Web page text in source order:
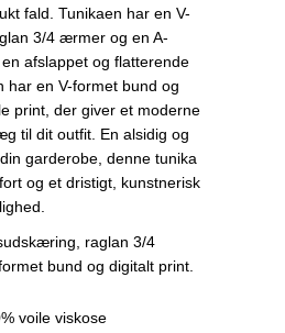
fald. Tunikaen har en V-
3/4 ærmer og en A-
afslappet og flatterende
har en V-formet bund og
print, der giver et moderne
til dit outfit. En alsidig og
garderobe, denne tunika
og et dristigt, kunstnerisk
raglan 3/4
bund og digitalt print.
voile viskose